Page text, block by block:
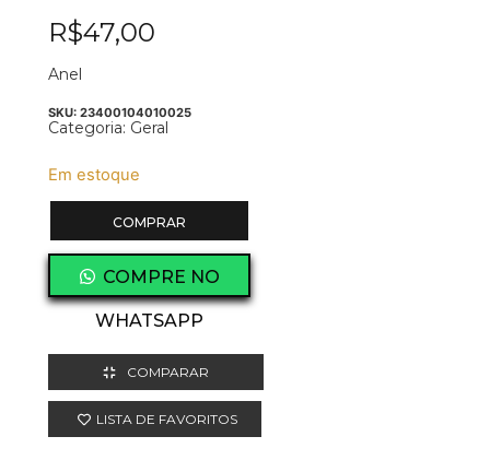
R$47,00
Anel
SKU: 23400104010025
Categoria: Geral
Em estoque
COMPRAR
COMPRE NO
WHATSAPP
COMPARAR
LISTA DE FAVORITOS